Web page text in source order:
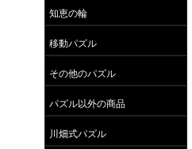
知恵の輪
移動パズル
その他のパズル
パズル以外の商品
川畑式パズル